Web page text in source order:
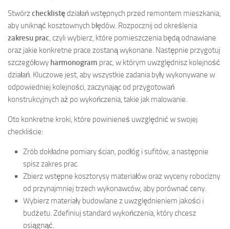
Stwórzchecklistędziałań wstępnych przed remontem mieszkania,
aby uniknąć kosztownych błędów. Rozpocznij od określenia
zakresu prac , czyli wybierz, które pomieszczenia będą odnawiane
oraz jakie konkretne prace zostaną wykonane. Następnie przygotuj
szczegółowy harmonogram prac, w którym uwzględnisz kolejność
działań. Kluczowe jest, aby wszystkie zadania były wykonywane w
odpowiedniej kolejności, zaczynając od przygotowań
konstrukcyjnych aż po wykończenia, takie jak malowanie.
Oto konkretne kroki, które powinieneś uwzględnić w swojej
checkliście:
Zrób dokładne pomiary ścian, podłóg i sufitów, a następnie
spisz zakres prac.
Zbierz wstępne kosztorysy materiałów oraz wyceny robocizny
od przynajmniej trzech wykonawców, aby porównać ceny.
Wybierz materiały budowlane z uwzględnieniem jakości i
budżetu. Zdefiniuj standard wykończenia, który chcesz
osiągnąć.